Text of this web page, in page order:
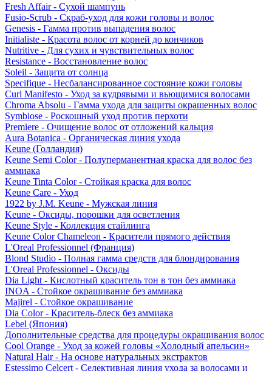
Fresh Affair - Сухой шампунь
Fusio-Scrub - Скраб-уход для кожи головы и волос
Genesis - Гамма против выпадения волос
Initialiste - Красота волос от корней до кончиков
Nutritive - Для сухих и чувствительных волос
Resistance - Восстановление волос
Soleil - Защита от солнца
Specifique - Несбалансированное состояние кожи головы
Curl Manifesto - Уход за кудрявыми и вьющимися волосами
Chroma Absolu - Гамма ухода для защиты окрашенных волос
Symbiose - Роскошный уход против перхоти
Premiere - Очищение волос от отложений кальция
Aura Botanica - Органическая линия ухода
Keune (Голландия)
Keune Semi Color - Полуперманентная краска для волос без
аммиака
Keune Tinta Color - Стойкая краска для волос
Keune Care - Уход
1922 by J.M. Keune - Мужская линия
Keune - Оксиды, порошки для осветления
Keune Style - Коллекция стайлинга
Keune Color Chameleon - Красители прямого действия
L'Oreal Professionnel (Франция)
Blond Studio - Полная гамма средств для блондирования
L'Oreal Professionnel - Оксиды
Dia Light - Кислотный краситель тон в тон без аммиака
INOA - Стойкое окрашивание без аммиака
Majirel - Стойкое окрашивание
Dia Color - Краситель-блеск без аммиака
Lebel (Япония)
Дополнительные средства для процедуры окрашивания волос
Cool Orange - Уход за кожей головы «Холодный апельсин»
Natural Hair - На основе натуральных экстрактов
Estessimo Celcert - Селективная линия ухода за волосами и